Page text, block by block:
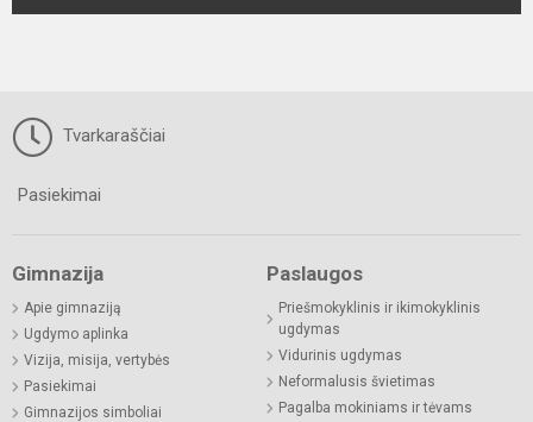
Tvarkaraščiai
Pasiekimai
Gimnazija
Apie gimnaziją
Ugdymo aplinka
Vizija, misija, vertybės
Pasiekimai
Gimnazijos simboliai
Paslaugos
Priešmokyklinis ir ikimokyklinis
ugdymas
Vidurinis ugdymas
Neformalusis švietimas
Pagalba mokiniams ir tėvams